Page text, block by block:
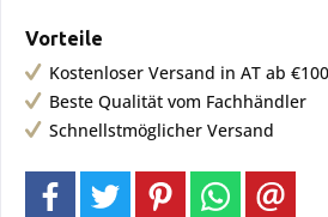
Vorteile
Kostenloser Versand in AT ab
Beste Qualität vom Fachhändler
Schnellstmöglicher Versand